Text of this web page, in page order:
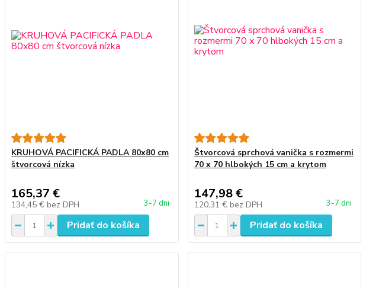
KRUHOVÁ PACIFICKÁ PADLA 80x80 cm
štvorcová nízka
165,37 €
134,45 € bez DPH 3-7 dni
Pridať do košíka
Štvorcová sprchová vanička s rozmermi
70 x 70 hlbokých 15 cm a krytom
147,98 €
120,31 € bez DPH 3-7 dni
Pridať do košíka